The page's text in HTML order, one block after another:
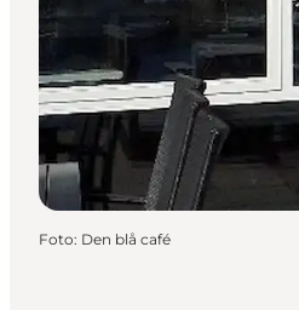
Foto: Den blå café